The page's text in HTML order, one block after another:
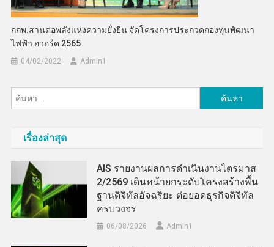
กกพ.สานต่อพลังแห่งความยั่งยืน จัดโครงการประกวดกองทุนพัฒนา
ไฟฟ้า อวอร์ด 2565
04/02/2022 Admin​1
สำหรับ:
เรื่องล่าสุด
AIS รายงานผลการดำเนินงานไตรมาส
2/2569 เดินหน้ายกระดับโครงสร้างพื้น
ฐานดิจิทัลอัจฉริยะ ต่อยอดธุรกิจดิจิทัล
ครบวงจร
06/08/2026 Admin​1